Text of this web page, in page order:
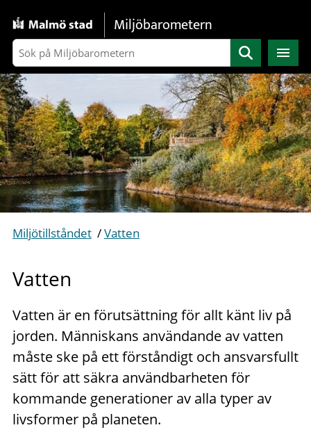
Gå direkt till sidans innehåll
Miljöbarometern
Sök
Miljötillståndet /Vatten
Vatten
Vatten är en förutsättning för allt känt liv på
jorden. Människans användande av vatten
måste ske på ett förståndigt och ansvarsfullt
sätt för att säkra användbarheten för
kommande generationer av alla typer av
livsformer på planeten.